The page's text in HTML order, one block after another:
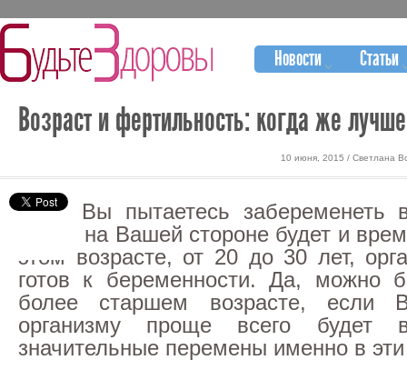
Новости Статьи
Возраст и фертильность: когда же
10 июня, 2015 / Светлана
Если Вы пытаетесь забеременеть
годах, на Вашей стороне будет и
этом возрасте, от 20 до 30 лет,
готов к беременности. Да, можно
более старшем возрасте, если
организму проще всего будет
значительные перемены именно в эти